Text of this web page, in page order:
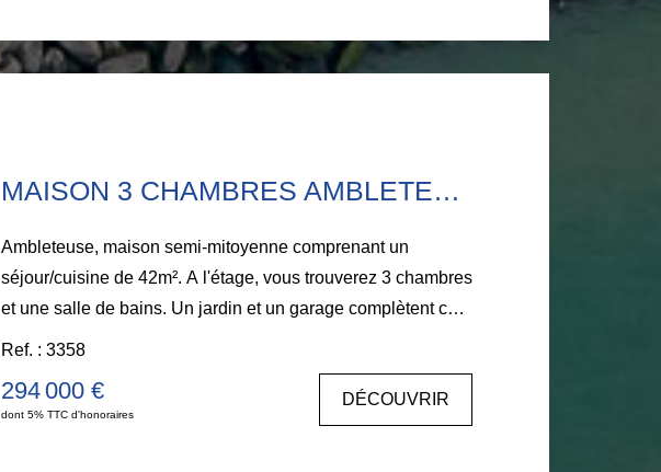
avec douche et WC, une mezzanine, et une chambre
supplémentaire. Grand sous-sol... Un bien rare, idéal pour
MAISON 3 CHAMBRES AMBLETEUSE
Ambleteuse, maison semi-mitoyenne comprenant un
séjour/cuisine de 42m². A l'étage, vous trouverez 3 chambres
et une salle de bains. Un jardin et un garage complètent ce
bien qui saura vous séduire par sa luminosité. Aucun
travaux. A visiter rapidement : 03.21.32.42.67. AGENCE
LARIVIERE WIMEREUX
Ref. : 3358
294 000 €
dont 5% TTC d'honoraires
DÉCOUVRIR